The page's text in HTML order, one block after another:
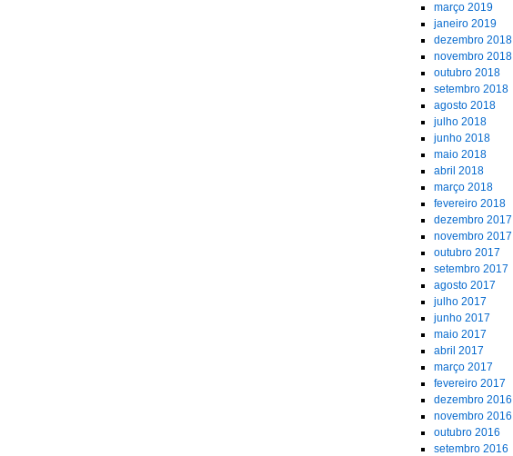
março 2019
janeiro 2019
dezembro 2018
novembro 2018
outubro 2018
setembro 2018
agosto 2018
julho 2018
junho 2018
maio 2018
abril 2018
março 2018
fevereiro 2018
dezembro 2017
novembro 2017
outubro 2017
setembro 2017
agosto 2017
julho 2017
junho 2017
maio 2017
abril 2017
março 2017
fevereiro 2017
dezembro 2016
novembro 2016
outubro 2016
setembro 2016